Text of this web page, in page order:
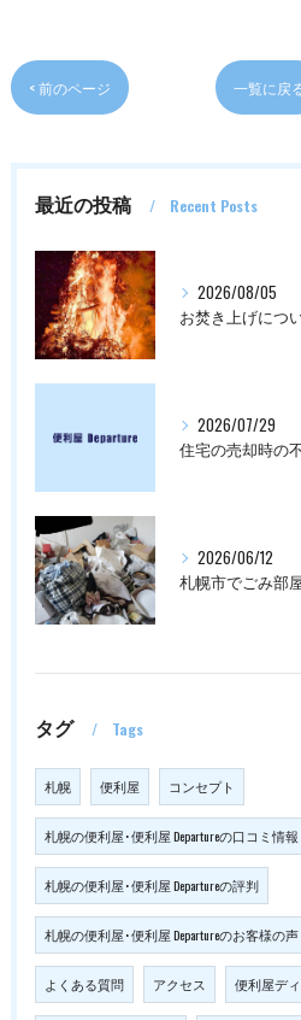
< 前のページ 一覧に戻
最近の投稿 Recent Posts
2026/08/05
お焚き上げにつ
2026/07/29
住宅の売却時の
2026/06/12
タグ Tags
札幌 便利屋 コンセプト
札幌の便利屋･便利屋 Departureの口コミ情報
札幌の便利屋･便利屋 Departureの評判
札幌の便利屋･便利屋 Departureのお客様の声
よくある質問 アクセス 便利屋デ